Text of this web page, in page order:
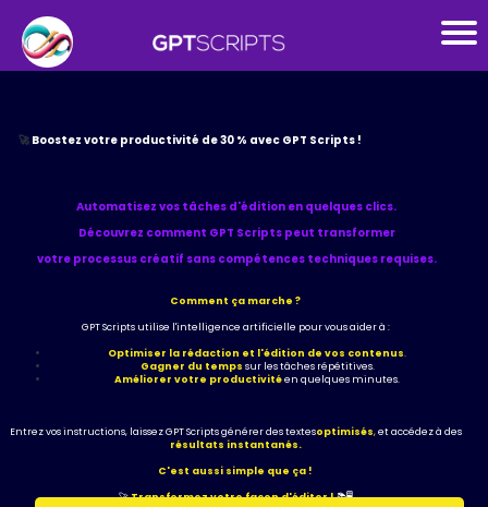
🚀 Boostez votre productivité de 30 % avec GPT Scripts !
Automatisez vos tâches d'édition en quelques clics.
Découvrez comment GPT Scripts peut transformer
votre processus créatif sans compétences techniques requises.
Comment ça marche ?
GPT Scripts utilise l'intelligence artificielle pour vous aider à :
Optimiser la rédaction et l'édition de vos contenus.
Gagner du temps sur les tâches répétitives.
Améliorer votre productivitéen quelques minutes.
Entrez vos instructions, laissez GPT Scripts générer des textesoptimisés,et accédez à des
résultats instantanés.
C'est aussi simple que ça !
🚀Transformez votre façon d'éditer !📚🖥️